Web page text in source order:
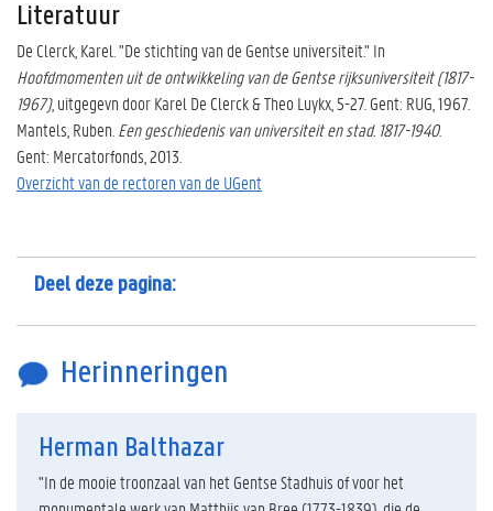
Literatuur
De Clerck, Karel. "De stichting van de Gentse universiteit." In
Hoofdmomenten uit de ontwikkeling van de Gentse rijksuniversiteit (1817-
1967), uitgegevn door Karel De Clerck & Theo Luykx, 5-27. Gent: RUG, 1967.
Mantels, Ruben. Een geschiedenis van universiteit en stad. 1817-1940.
Gent: Mercatorfonds, 2013.
Overzicht van de rectoren van de UGent
Deel deze pagina:
Herinneringen
Herman Balthazar
"In de mooie troonzaal van het Gentse Stadhuis of voor het